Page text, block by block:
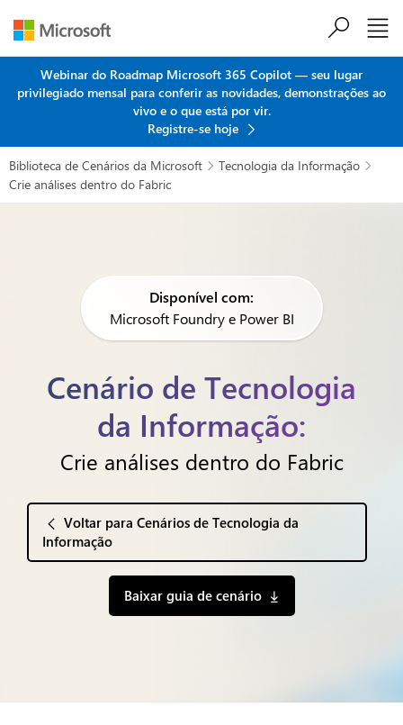
Webinar do Roadmap Microsoft 365 Copilot — seu lugar
privilegiado mensal para conferir as novidades, demonstrações ao
vivo e o que está por vir.
Registre-se hoje
Biblioteca de Cenários da Microsoft  Tecnologia da Informação 
Crie análises dentro do Fabric
Disponível com:
Microsoft Foundry e Power BI
Cenário de Tecnologia
da Informação:
Crie análises dentro do Fabric
Voltar para Cenários de Tecnologia da
Informação
Baixar guia de cenário